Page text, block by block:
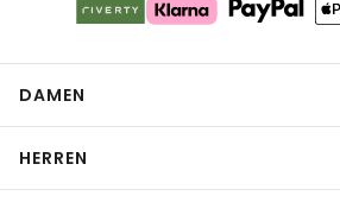
DAMEN
HERREN